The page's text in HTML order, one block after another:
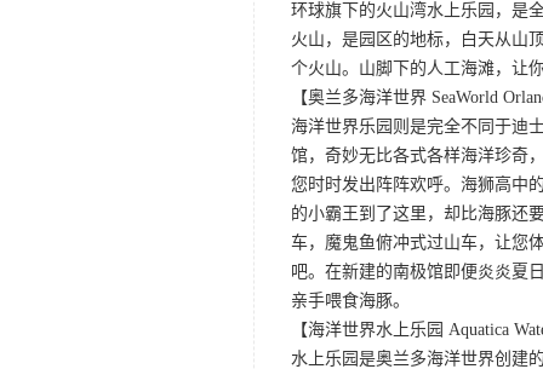
环球旗下的火山湾水上乐园，是
火山，是园区的地标，白天从山
个火山。山脚下的人工海滩，让
【奥兰多海洋世界 SeaWorld
海洋世界乐园则是完全不同于迪
馆，奇妙无比各式各样海洋珍奇
您时时发出阵阵欢呼。海狮高中
的小霸王到了这里，却比海豚还
车，魔鬼鱼俯冲式过山车，让您
吧。在新建的南极馆即便炎炎夏
亲手喂食海豚。
【海洋世界水上乐园 Aquatica
水上乐园是奥兰多海洋世界创建